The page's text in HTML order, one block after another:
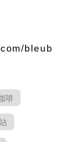
bleub
啡